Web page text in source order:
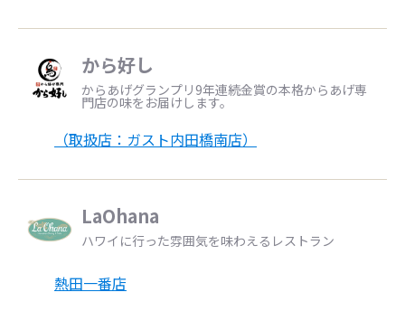
から好し
からあげグランプリ9年連続金賞の本格からあげ専
門店の味をお届けします。
（取扱店：ガスト内田橋南店）
LaOhana
ハワイに行った雰囲気を味わえるレストラン
熱田一番店